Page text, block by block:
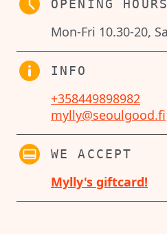
OPENING HOURS
Mon-Fri 10.30-20,
INFO
+358449898982
mylly@seoulgood.fi
WE ACCEPT
Mylly's giftcard!